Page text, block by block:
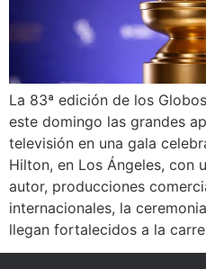
La 83ª edición de los
este domingo las grandes
televisión en una gala
Hilton, en Los Ángeles, con
autor, producciones
internacionales, la
llegan fortalecidos a la